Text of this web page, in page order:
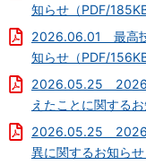
調達品目
取引先通報制度
ダウンロード
株式情報
株価情報
株主総会
決算短信・決算短信補
知らせ（PDF/185KB
2026.06.01 最高技
知らせ（PDF/156KB
2026.05.25 2026
えたことに関する
2026.05.25 2026
異に関するお知らせ